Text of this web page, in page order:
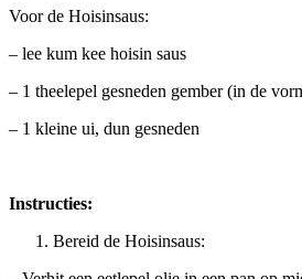
Voor de Hoisinsaus:
– lee kum kee hoisin saus
– 1 theelepel gesneden gember (in de
– 1 kleine ui, dun gesneden
Instructies:
Bereid de Hoisinsaus: